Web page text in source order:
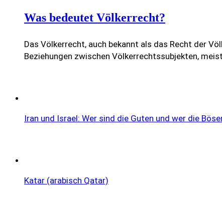
Was bedeutet Völkerrecht?
Das Völkerrecht, auch bekannt als das Recht der
Beziehungen zwischen Völkerrechtssubjekten,
Iran und Israel: Wer sind die Guten und wer die
Katar (arabisch Qatar)